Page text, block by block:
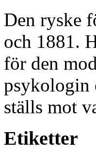
Den ryske
och 1881.
för den
psykologin
ställs mot
Etiketter